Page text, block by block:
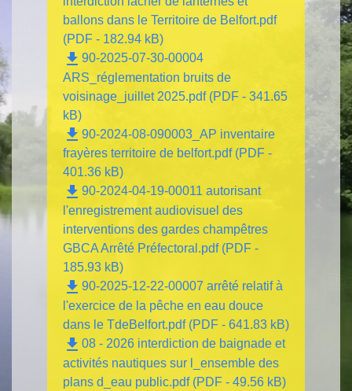
ballons dans le Territoire de Belfort.pdf
(PDF - 182.94 kB)
file_download 90-2025-07-30-00004
ARS_réglementation bruits de
voisinage_juillet 2025.pdf (PDF - 341.65
kB)
file_download 90-2024-08-090003_AP inventaire
frayères territoire de belfort.pdf (PDF -
401.36 kB)
file_download 90-2024-04-19-00011 autorisant
l'enregistrement audiovisuel des
interventions des gardes champêtres
GBCA Arrêté Préfectoral.pdf (PDF -
185.93 kB)
file_download 90-2025-12-22-00007 arrêté relatif à
l'exercice de la pêche en eau douce
dans le TdeBelfort.pdf (PDF - 641.83 kB)
file_download 08 - 2026 interdiction de baignade et
activités nautiques sur l_ensemble des
plans d_eau public.pdf (PDF - 49.56 kB)